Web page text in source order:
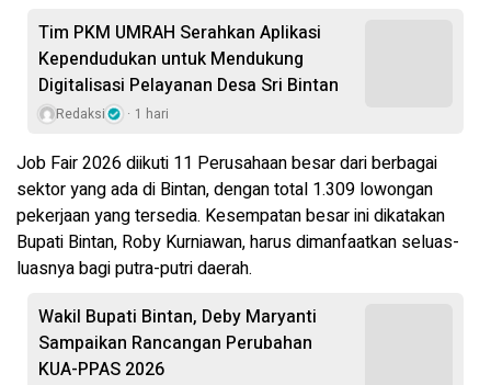
Tim PKM UMRAH Serahkan Aplikasi
Kependudukan untuk Mendukung
Digitalisasi Pelayanan Desa Sri Bintan
Redaksi 1 hari
Job Fair 2026 diikuti 11 Perusahaan besar dari berbagai
sektor yang ada di Bintan, dengan total 1.309 lowongan
pekerjaan yang tersedia. Kesempatan besar ini dikatakan
Bupati Bintan, Roby Kurniawan, harus dimanfaatkan seluas-
luasnya bagi putra-putri daerah.
Wakil Bupati Bintan, Deby Maryanti
Sampaikan Rancangan Perubahan
KUA-PPAS 2026